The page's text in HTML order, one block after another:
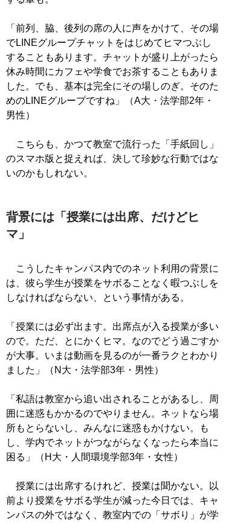
「前列、脇、後列の席の人に声をかけて、その場
でLINEグループチャットをはじめてヒマつぶし
することもあります。チャットが盛り上がったら
休み時間にカフェや学食でお茶することもありま
した。でも、基本は完全にその場しのぎ。そのた
めのLINEグループですね」（A大・法学部2年・
男性）
こちらも、かつて教室で流行った「手紙回し」
のスマホ版と捉えれば、決して珍妙な行動ではな
いのかもしれない。
背景には「授業には出席、だけどヒ
マ」
こうしたキャンパス内でのネット利用の背景に
は、彼ら学生が授業をサボることなく暇つぶしを
しなければならない、という事情がある。
「授業には必ず出ます。出席点が入る授業が多い
ので。ただ、とにかくヒマ。なのでどう過ごすか
が大事。いまは動画を見るのが一番ラクとわかり
ました」（N大・法学部3年・男性）
「私語は教室から追い出されることがあるし、周
囲に迷惑もかかるのでやりません。ネットなら場
所もとらないし、みんなに迷惑もかけない。も
し、学内でネットがつながらなくなったら本当に
困る」（H大・人間環境学部3年・女性）
授業には出席するけれど、授業は聞かない。以
前より授業をサボる学生が減った今日では、キャ
ンパスの外ではなく、教室内での「サボり」が学